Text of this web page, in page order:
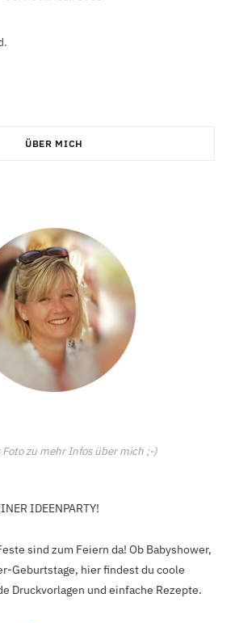
ÜBER MICH
Foto zu mehr Infos über mich ;-)
IDEENPARTY!
sind zum Feiern da! Ob Babyshower,
Geburtstage, hier findest du coole
Druckvorlagen und einfache Rezepte.